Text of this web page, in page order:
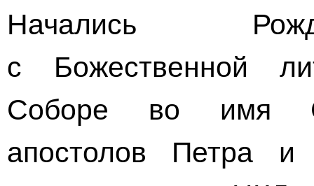
Начались
с Божественной
Соборе во имя
апостолов Петра и